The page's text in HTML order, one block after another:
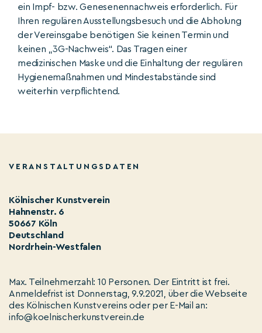
ein Impf- bzw. Genesenennachweis erforderlich. Für
Ihren reg­ulären Ausstellungsbe­such und die Abholung
der Vereinsgabe benöti­gen Sie kei­nen Termin und
kei­nen „3G-Nach­weis“. Das Tragen einer
medizinischen Maske und die Einhaltung der regulären
Hygienemaßnahmen und Mindestabstände sind
weiterhin verpflichtend.
VERANSTALTUNGSDATEN
Kölnischer Kunstverein
Hahnenstr. 6
50667 Köln
Deutschland
Nordrhein-Westfalen
Max. Teilnehmerzahl: 10 Personen. Der Eintritt ist frei.
Anmeldefrist ist Donnerstag, 9.9.2021, über die Webseite
des Kölnischen Kunstvereins oder per E-Mail an:
info@koelnischerkunstverein.de